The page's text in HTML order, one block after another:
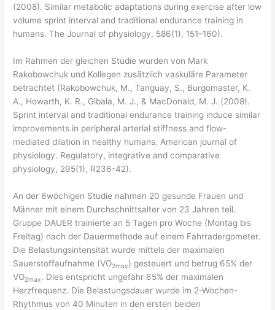
(2008). Similar metabolic adaptations during exercise after low
volume sprint interval and traditional endurance training in
humans.The Journal of physiology, 586(1), 151–160).
Im Rahmen der gleichen Studie wurden von Mark
Rakobowchuk und Kollegen zusätzlich vaskuläre Parameter
betrachtet (Rakobowchuk, M., Tanguay, S., Burgomaster, K.
A., Howarth, K. R., Gibala, M. J., & MacDonald, M. J. (2008).
Sprint interval and traditional endurance training induce similar
improvements in peripheral arterial stiffness and flow-
mediated dilation in healthy humans. American journal of
physiology. Regulatory, integrative and comparative
physiology, 295(1), R236-42).
An der 6wöchigen Studie nahmen 20 gesunde Frauen und
Männer mit einem Durchschnittsalter von 23 Jahren teil.
Gruppe DAUER trainierte an 5 Tagen pro Woche (Montag bis
Freitag) nach der Dauermethode auf einem Fahrradergometer.
Die Belastungsintensität wurde mittels der maximalen
Sauerstoffaufnahme (VO2max) gesteuert und betrug 65% der
VO2max. Dies entspricht ungefähr 65% der maximalen
Herzfrequenz. Die Belastungsdauer wurde im 2-Wochen-
Rhythmus von 40 Minuten in den ersten beiden